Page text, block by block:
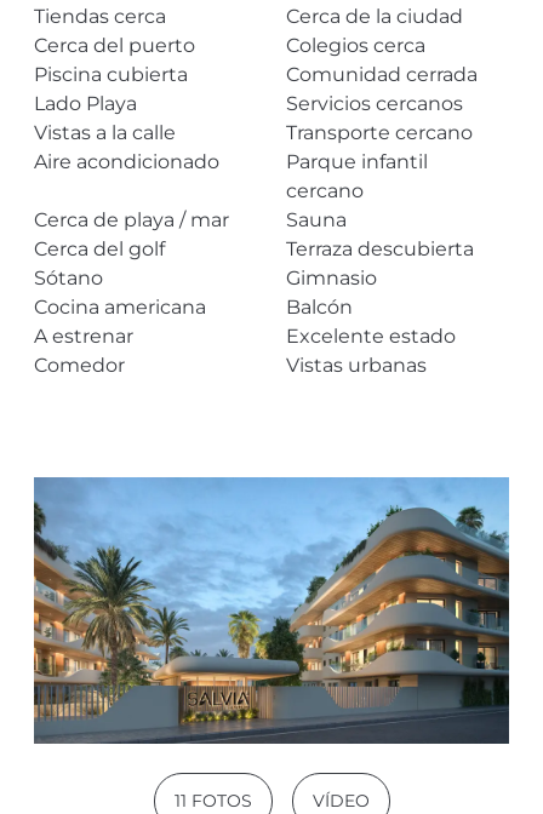
Tiendas cerca
Cerca de la ciudad
Cerca del puerto
Colegios cerca
Piscina cubierta
Comunidad cerrada
Lado Playa
Servicios cercanos
Vistas a la calle
Transporte cercano
Aire acondicionado
Parque infantil
cercano
Cerca de playa / mar
Sauna
Cerca del golf
Terraza descubierta
Sótano
Gimnasio
Cocina americana
Balcón
A estrenar
Excelente estado
Comedor
Vistas urbanas
11 FOTOS VÍDEO